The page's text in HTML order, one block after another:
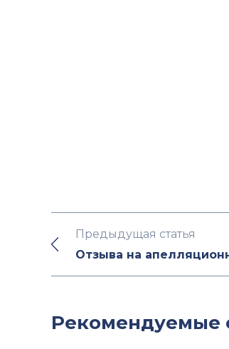
Предыдущая статья
Отзыва на
Рекомендуемые